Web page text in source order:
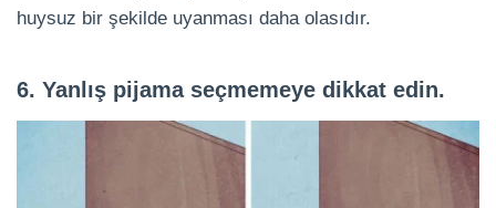
huysuz bir şekilde uyanması daha olasıdır.
6. Yanlış pijama seçmemeye dikkat edin.